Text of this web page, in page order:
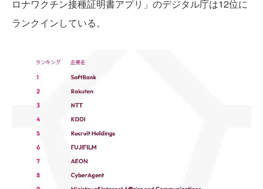
ロナワクチン接種証明書アプリ」のデジタル庁は12位に
ランクインしている。